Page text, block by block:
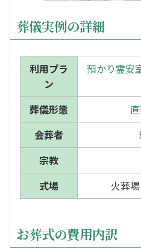
葬儀実例の詳細
利用プラ
ン
預かり霊安
葬儀形態
会葬者
宗教
式場
火葬場
お葬式の費用内訳